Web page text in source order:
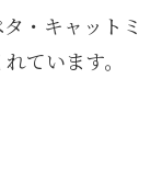
・キャットミ
ています。